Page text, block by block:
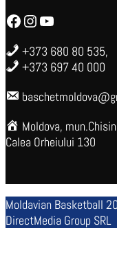
Facebook Instagram YouTube
+373 680 80 535,
+373 697 40 000
Moldova,
Calea Orheiului 130
Moldavian Basketball
DirectMedia Group SRL